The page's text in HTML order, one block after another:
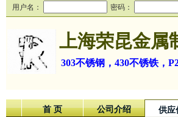
用户名： 密码：
上海荣昆金属
303不锈钢，430不锈铁，
首 页 公司介绍 供应